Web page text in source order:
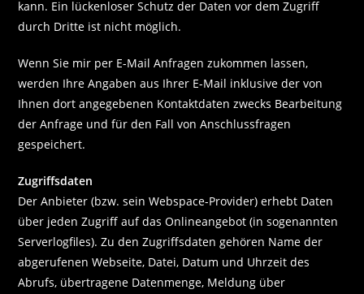
kann. Ein lückenloser Schutz der Daten vor dem Zugriff
durch Dritte ist nicht möglich.
Wenn Sie mir per E-Mail Anfragen zukommen lassen,
werden Ihre Angaben aus Ihrer E-Mail inklusive der von
Ihnen dort angegebenen Kontaktdaten zwecks Bearbeitung
der Anfrage und für den Fall von Anschlussfragen
gespeichert.
Zugriffsdaten
Der Anbieter (bzw. sein Webspace-Provider) erhebt Daten
über jeden Zugriff auf das Onlineangebot (in sogenannten
Serverlogfiles). Zu den Zugriffsdaten gehören Name der
abgerufenen Webseite, Datei, Datum und Uhrzeit des
Abrufs, übertragene Datenmenge, Meldung über